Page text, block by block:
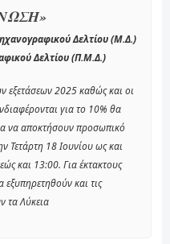
Δελτίου (Μ.Δ.)
Δελτίου (Π.Μ.Δ.)
εξετάσεων 2025 καθώς και οι
για το 10% θα
να αποκτήσουν προσωπικό
Τετάρτη 18 Ιουνίου ως και
και 13:00. Για έκτακτους
και τις
τα Λύκεια